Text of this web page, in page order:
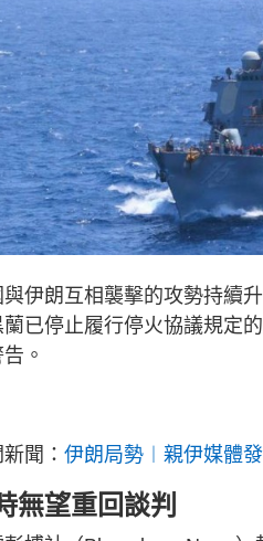
與伊朗互相襲擊的攻勢持續
蘭已停止履行停火協議規定
。
聞： 伊朗局勢︱親伊媒體
無望重回談判